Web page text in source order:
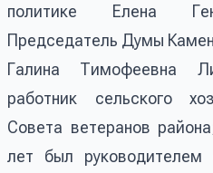
политике Елена
Председатель Думы
Галина Тимофеевна
работник сельского
Совета ветеранов
лет был руководителем